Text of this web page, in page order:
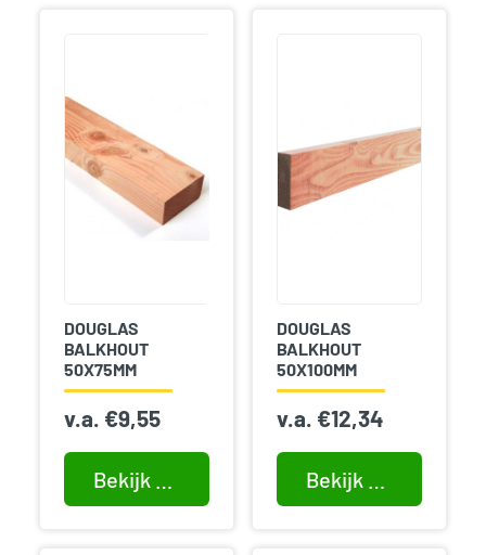
DOUGLAS
BALKHOUT
50X75MM
v.a. €9,55
DOUGLAS
BALKHOUT
50X100MM
v.a. €12,34